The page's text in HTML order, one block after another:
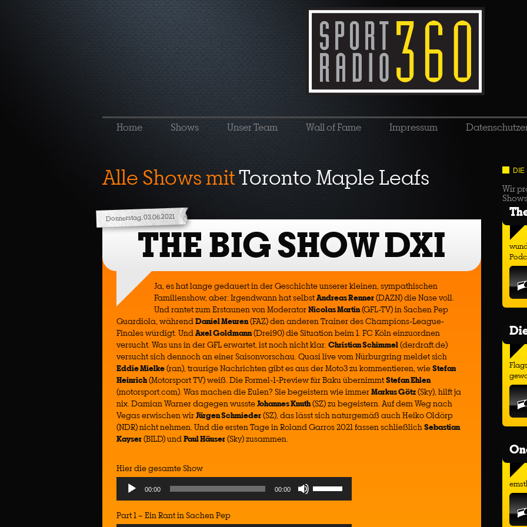
Home Shows Unser Team Wall of Fame Impressum
Alle Shows mitToronto Maple Leafs
Donnerstag, 03.06.2021
THE BIG SHOW DXI
Ja, es hat lange gedauert in der Geschichte unserer kleinen, sympathischen
Familienshow, aber: Irgendwann hat selbstAndreas Renner(DAZN) die Nase voll.
Und rantet zum Erstaunen von ModeratorNicolas Martin(GFL-TV) in Sachen Pep
Guardiola, währendDaniel Meuren(FAZ) den anderen Trainer des Champions-League-
Finales würdigt. UndAxel Goldmann(Drei90) die Situation beim 1. FC Köln einzuordnen
versucht. Was uns in der GFL erwartet, ist noch nicht klar.Christian Schimmel(derdraft.de)
versucht sich dennoch an einer Saisonvorschau. Quasi live vom Nürburgring meldet sich
Eddie Mielke(ran), traurige Nachrichten gibt es aus der Moto3 zu kommentieren, wieStefan
Heinrich(Motorsport TV) weiß. Die Formel-1-Preview für Baku übernimmtStefan Ehlen
(motorsport.com). Was machen die Eulen? Sie begeistern wie immerMarkus Götz(Sky), hilft ja
nix. Damian Warner dagegen wussteJohannes Knuth(SZ) zu begeistern. Auf dem Weg nach
Vegas erwischen wirJürgen Schmieder(SZ), das lässt sich naturgemäß auch Heiko Oldörp
(NDR) nicht nehmen. Und die ersten Tage in Roland Garros 2021 fassen schließlichSebastian
Kayser(BILD) undPaul Häuser(Sky) zusammen.
Hier die gesamte Show
Audio
Player
00:00 00:00
keys
Part 1 – Ein Rant in Sachen Pep
DIE
Wir
Shows